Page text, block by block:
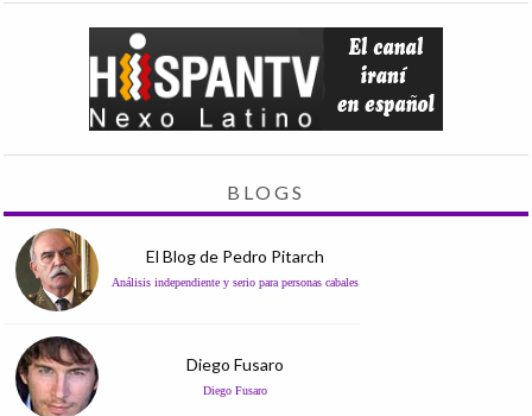
BLOGS
El Blog de Pedro Pitarch
Análisis independiente y serio para personas cabales
Diego Fusaro
Diego Fusaro